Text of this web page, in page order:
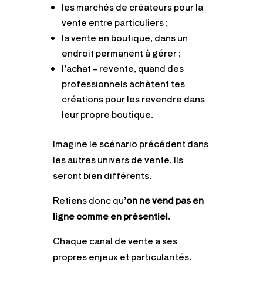
les marchés de créateurs pour la
vente entre particuliers ;
la vente en boutique, dans un
endroit permanent à gérer ;
l’achat – revente, quand des
professionnels achètent tes
créations pour les revendre dans
leur propre boutique.
Imagine le scénario précédent dans
les autres univers de vente. Ils
seront bien différents.
Retiens donc qu’on ne vend pas en
ligne comme en présentiel.
Chaque canal de vente a ses
propres enjeux et particularités.